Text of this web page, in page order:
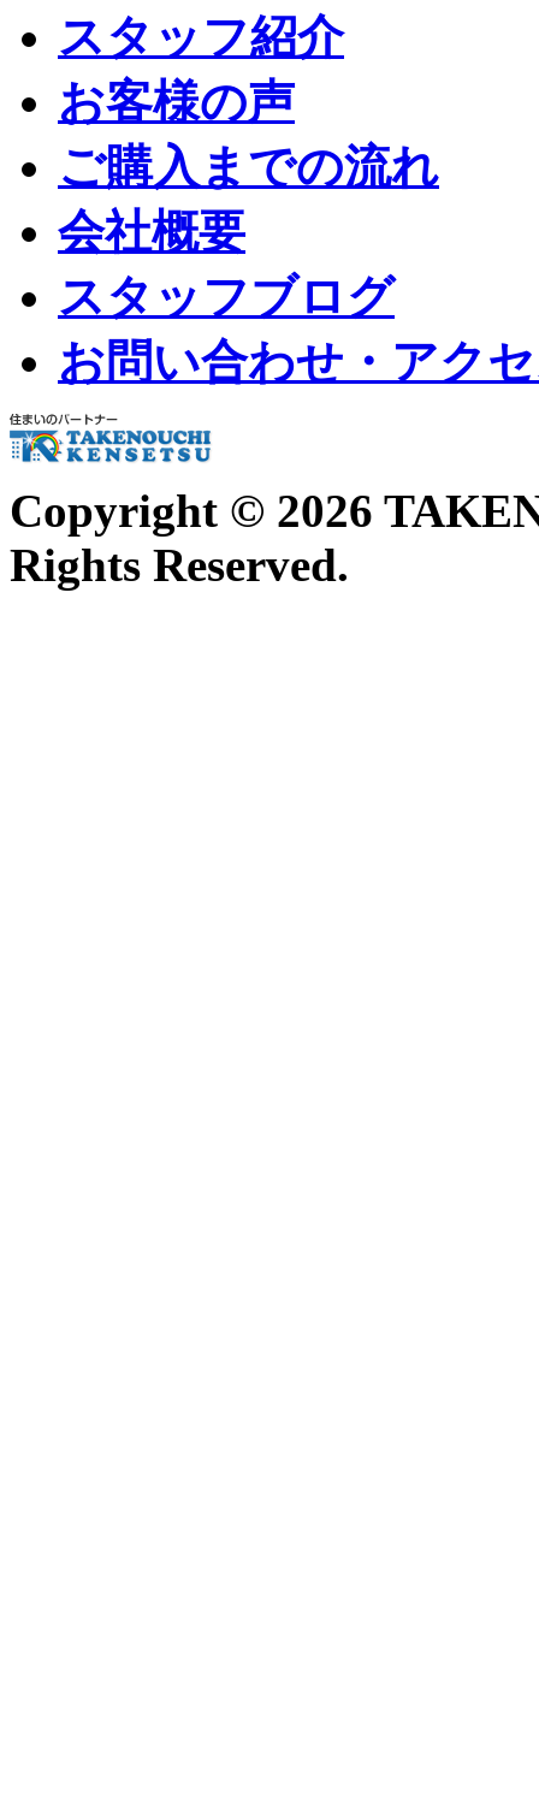
スタッフ紹介
お客様の声
ご購入までの流れ
会社概要
スタッフブログ
お問い合わせ・アク
Copyright © 2026
Rights Reserved.